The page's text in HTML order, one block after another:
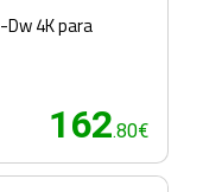
4K para
162.80€